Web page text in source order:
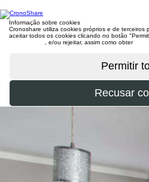
Informação sobre cookies
Cronoshare utiliza cookies próprios e de terceiros
aceitar todos os cookies clicando no botão
, e/ou rejeitar, assim como obter